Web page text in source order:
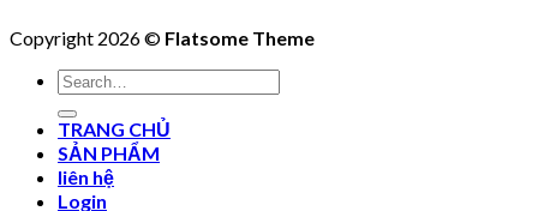
Copyright 2026 © Flatsome Theme
Search
for:
TRANG CHỦ
SẢN PHẨM
liên hệ
Login